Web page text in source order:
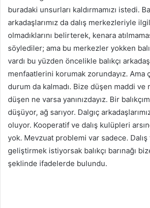
buradaki unsurları kaldırmamızı istedi.
arkadaşlarımız da dalış merkezleriyle
olmadıklarını belirterek, kenara
söylediler; ama bu merkezler yokken
vardı bu yüzden öncelikle balıkçı
menfaatlerini korumak zorundayız. Ama
durum da kalmadı. Bize düşen maddi ve
düşen ne varsa yanınızdayız. Bir
düşüyor, ağ sarıyor. Dalgıç
oluyor. Kooperatif ve dalış kulüpleri
yok. Mevzuat problemi var sadece.
geliştirmek istiyorsak balıkçı barınağı
şeklinde ifadelerde bulundu.